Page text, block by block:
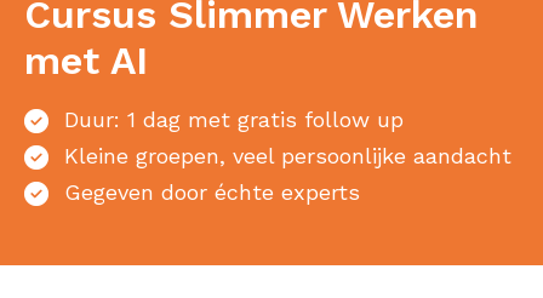
Cursus Slimmer Werken
met AI
Duur: 1 dag met gratis follow up
Kleine groepen, veel persoonlijke aandacht
Gegeven door échte experts